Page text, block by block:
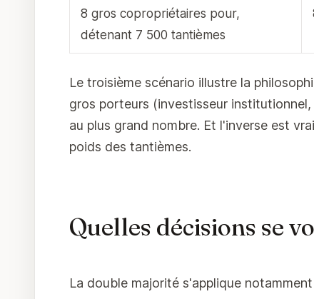
8 gros copropriétaires pour,
détenant 7 500 tantièmes
Le troisième scénario illustre la
gros porteurs (investisseur
au plus grand nombre. Et l'inverse est
poids des tantièmes.
Quelles décisions se
La double majorité s'applique notamment